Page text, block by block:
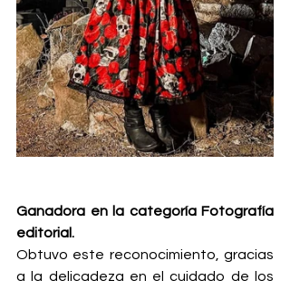
Ganadora en la categoría Fotografía
editorial.
Obtuvo este reconocimiento, gracias
a la delicadeza en el cuidado de los